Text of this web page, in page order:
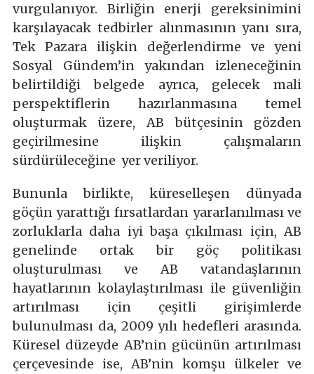
vurgulanıyor. Birliğin enerji gereksinimini
karşılayacak tedbirler alınmasının yanı sıra,
Tek Pazara ilişkin değerlendirme ve yeni
Sosyal Gündem’in yakından izleneceğinin
belirtildiği belgede ayrıca, gelecek mali
perspektiflerin hazırlanmasına temel
oluşturmak üzere, AB bütçesinin gözden
geçirilmesine ilişkin çalışmaların
sürdürüleceğine yer veriliyor.
Bununla birlikte, küreselleşen dünyada
göçün yarattığı fırsatlardan yararlanılması ve
zorluklarla daha iyi başa çıkılması için, AB
genelinde ortak bir göç politikası
oluşturulması ve AB vatandaşlarının
hayatlarının kolaylaştırılması ile güvenliğin
artırılması için çeşitli girişimlerde
bulunulması da, 2009 yılı hedefleri arasında.
Küresel düzeyde AB’nin gücünün artırılması
çerçevesinde ise, AB’nin komşu ülkeler ve